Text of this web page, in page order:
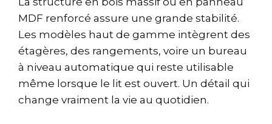
MDF renforcé assure une grande stabilité.
Les modèles haut de gamme intègrent des
étagères, des rangements, voire un bureau
à niveau automatique qui reste utilisable
même lorsque le lit est ouvert. Un détail qui
change vraiment la vie au quotidien.